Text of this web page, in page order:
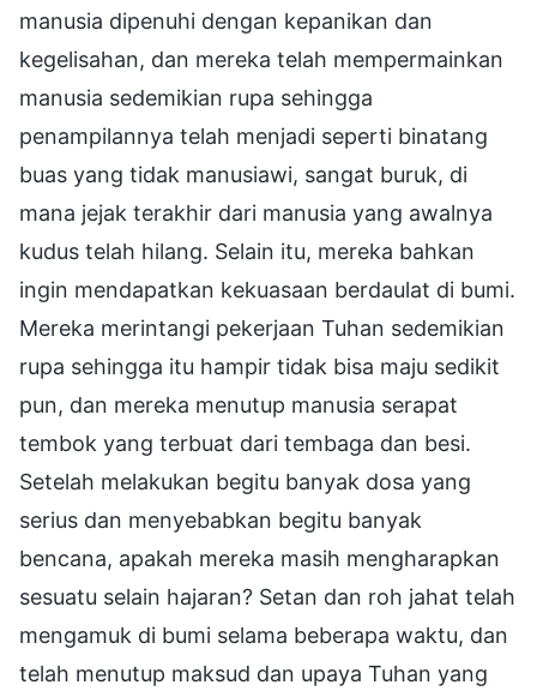
manusia dipenuhi dengan kepanikan dan
kegelisahan, dan mereka telah mempermainkan
manusia sedemikian rupa sehingga
penampilannya telah menjadi seperti binatang
buas yang tidak manusiawi, sangat buruk, di
mana jejak terakhir dari manusia yang awalnya
kudus telah hilang. Selain itu, mereka bahkan
ingin mendapatkan kekuasaan berdaulat di bumi.
Mereka merintangi pekerjaan Tuhan sedemikian
rupa sehingga itu hampir tidak bisa maju sedikit
pun, dan mereka menutup manusia serapat
tembok yang terbuat dari tembaga dan besi.
Setelah melakukan begitu banyak dosa yang
serius dan menyebabkan begitu banyak
bencana, apakah mereka masih mengharapkan
sesuatu selain hajaran? Setan dan roh jahat telah
mengamuk di bumi selama beberapa waktu, dan
telah menutup maksud dan upaya Tuhan yang